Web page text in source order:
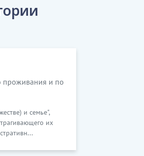
проживания и по
и семье",
их